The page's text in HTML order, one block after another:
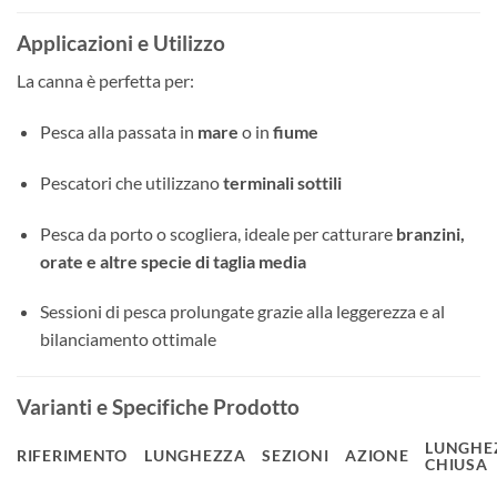
Applicazioni e Utilizzo
La canna è perfetta per:
Pesca alla passata in mare o in fiume
Pescatori che utilizzanoterminali sottili
Pesca da porto o scogliera, ideale per catturare branzini,
orate e altre specie di taglia media
Sessioni di pesca prolungate grazie alla leggerezza e al
bilanciamento ottimale
Varianti e Specifiche Prodotto
RIFERIMENTO LUNGHEZZA SEZIONI AZIONE
CHIUSA